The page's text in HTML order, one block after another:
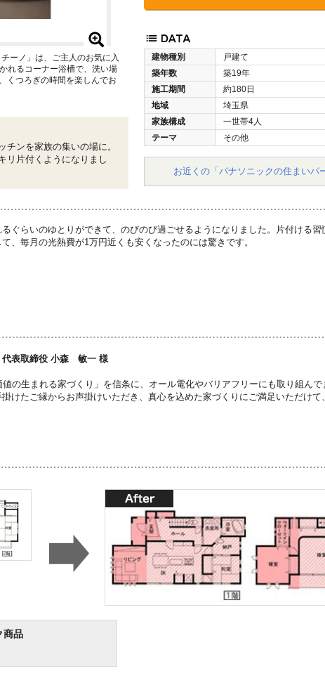
建物種別
戸建て
築年数
築19年
施工期間
約180日
地域
埼玉県
家族構成
一世帯4人
テーマ
その他
お近くの「パナソニックの住まいパ
ーノ」は、ご主人のお気に入
れるコーナー浴槽で、洗い場
くつろぎの時間を楽しんでお
ンを家族の集いの場に。
リ片付くようになりまし
ぐらいのゆとりができて、のびのび過ごせるようになりました。片付ける
、毎月の光熱費が1万円近くも安くなったのには驚きです。
代表取締役 小森 敏一 様
値の生まれる家づくり」を信条に、オール電化やバリアフリーにも取り組んで
けたご縁からお声掛けいただき、真心を込めた家づくりにご満足いただけて
商品